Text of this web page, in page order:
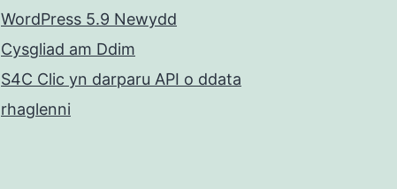
WordPress 5.9 Newydd
Cysgliad am Ddim
S4C Clic yn darparu API o ddata
rhaglenni